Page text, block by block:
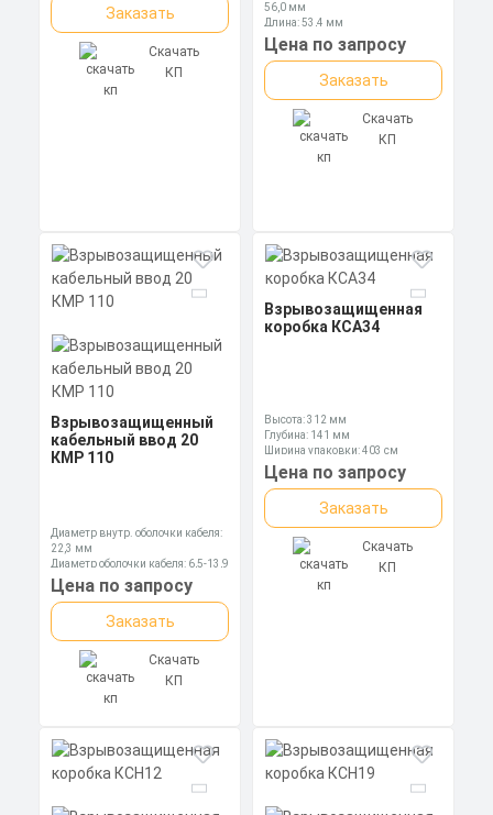
Заказать
Скачать
КП
56,0 мм
Длина: 53,4 мм
Ключ: 75 мм
Цена по запросу
Заказать
Скачать
КП
Взрывозащищенный
кабельный ввод 20
КМР 110
Диаметр внутр. оболочки кабеля:
22,3 мм
Диаметр оболочки кабеля: 6,5-13,9
мм
Дииаметр МР наруж.,мм: 28,5
Цена по запросу
Заказать
Скачать
КП
Взрывозащищенная
коробка КСА34
Высота: 312 мм
Глубина: 141 мм
Ширина упаковки: 403 см
Цена по запросу
Заказать
Скачать
КП